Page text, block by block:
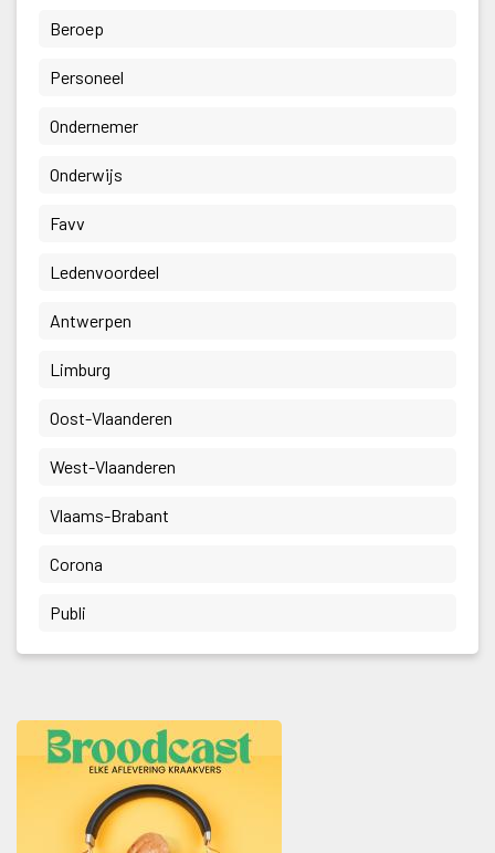
Beroep
Personeel
Ondernemer
Onderwijs
Favv
Ledenvoordeel
Antwerpen
Limburg
Oost-Vlaanderen
West-Vlaanderen
Vlaams-Brabant
Corona
Publi